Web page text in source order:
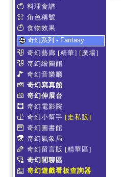
料理食譜
角色稱號
食物效果
奇幻系列 - Fantasy
奇幻藝廊 [精華] [廣場]
奇幻繪圖館
奇幻音樂廳
奇幻寫真館
奇幻伸展台
奇幻電影院
奇幻小幫手 [走私販]
奇幻圖書館
奇幻氣象局
奇幻留言版 [精華區]
奇幻閒聊區
奇幻遊戲看板查詢器